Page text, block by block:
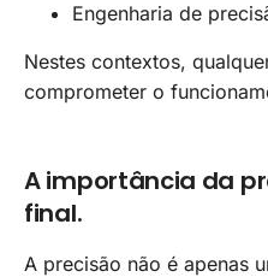
Engenharia de
Nestes contextos,
comprometer o
A importância da
final.
A precisão não é apenas